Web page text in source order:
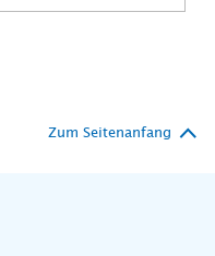
Zum Seitenanfang